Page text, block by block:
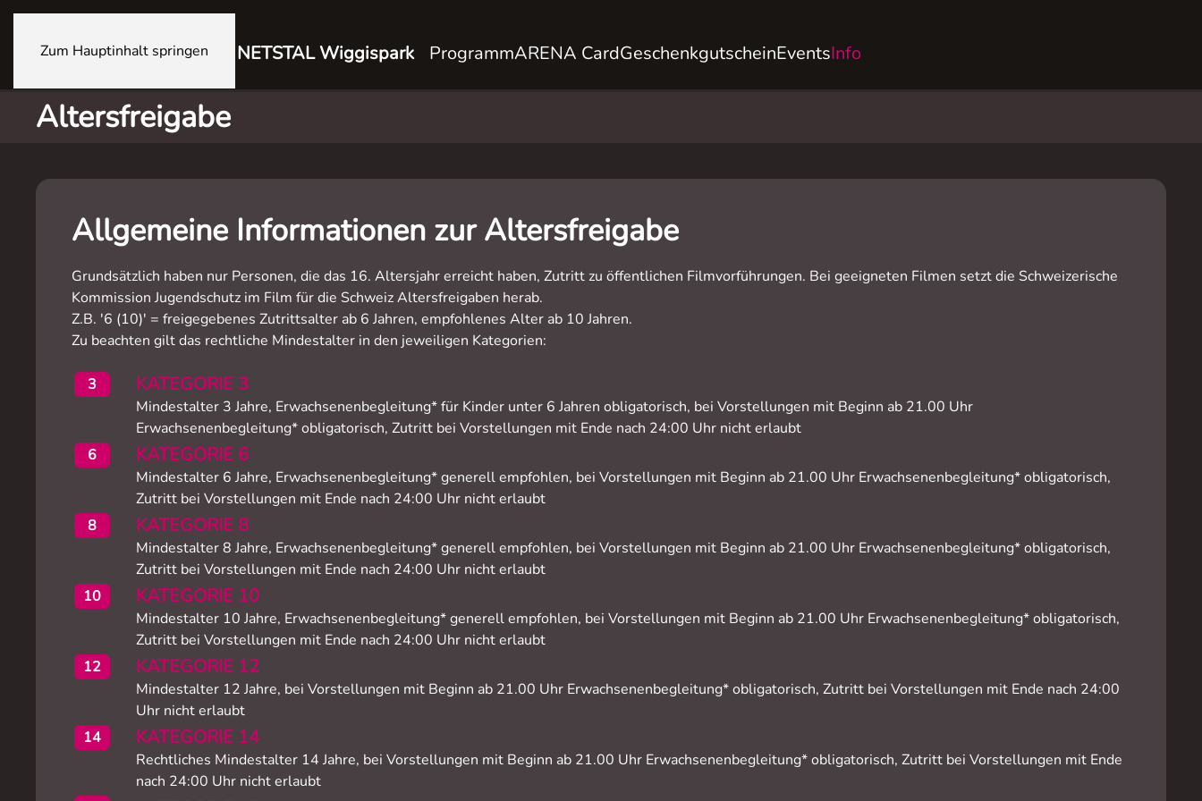
Zum Hauptinhalt springen NETSTAL Wiggispark ProgrammARENA CardGeschenkgutscheinEventsInfo
Altersfreigabe
Allgemeine Informationen zur Altersfreigabe
Grundsätzlich haben nur Personen, die das 16. Altersjahr erreicht haben, Zutritt zu öffentlichen Filmvorführungen. Bei geeigneten Filmen setzt die Schweizerische
Kommission Jugendschutz im Film für die Schweiz Altersfreigaben herab.
Z.B. '6 (10)' = freigegebenes Zutrittsalter ab 6 Jahren, empfohlenes Alter ab 10 Jahren.
Zu beachten gilt das rechtliche Mindestalter in den jeweiligen Kategorien:
3 KATEGORIE 3
Mindestalter 3 Jahre, Erwachsenenbegleitung* für Kinder unter 6 Jahren obligatorisch, bei Vorstellungen mit Beginn ab 21.00 Uhr
Erwachsenenbegleitung* obligatorisch, Zutritt bei Vorstellungen mit Ende nach 24:00 Uhr nicht erlaubt
6
KATEGORIE 6
Mindestalter 6 Jahre, Erwachsenenbegleitung* generell empfohlen, bei Vorstellungen mit Beginn ab 21.00 Uhr Erwachsenenbegleitung* obligatorisch,
Zutritt bei Vorstellungen mit Ende nach 24:00 Uhr nicht erlaubt
8
KATEGORIE 8
Mindestalter 8 Jahre, Erwachsenenbegleitung* generell empfohlen, bei Vorstellungen mit Beginn ab 21.00 Uhr Erwachsenenbegleitung* obligatorisch,
Zutritt bei Vorstellungen mit Ende nach 24:00 Uhr nicht erlaubt
10
KATEGORIE 10
Mindestalter 10 Jahre, Erwachsenenbegleitung* generell empfohlen, bei Vorstellungen mit Beginn ab 21.00 Uhr Erwachsenenbegleitung* obligatorisch,
Zutritt bei Vorstellungen mit Ende nach 24:00 Uhr nicht erlaubt
12
KATEGORIE 12
Mindestalter 12 Jahre, bei Vorstellungen mit Beginn ab 21.00 Uhr Erwachsenenbegleitung* obligatorisch, Zutritt bei Vorstellungen mit Ende nach 24:00
Uhr nicht erlaubt
14
KATEGORIE 14
Rechtliches Mindestalter 14 Jahre, bei Vorstellungen mit Beginn ab 21.00 Uhr Erwachsenenbegleitung* obligatorisch, Zutritt bei Vorstellungen mit Ende
nach 24:00 Uhr nicht erlaubt